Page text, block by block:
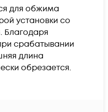
для обжима
установки со
Благодаря
срабатывании
длина
обрезается.